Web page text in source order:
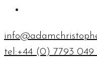
tel:+44 (0) 7793 049